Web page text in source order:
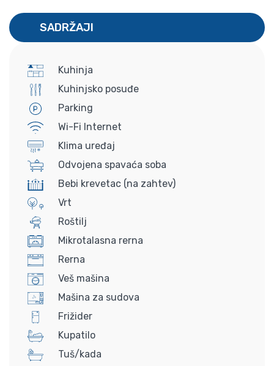
SADRŽAJI
Kuhinja
Kuhinjsko posuđe
Parking
Wi-Fi Internet
Klima uređaj
Odvojena spavaća soba
Bebi krevetac (na zahtev)
Vrt
Roštilj
Mikrotalasna rerna
Rerna
Veš mašina
Mašina za sudova
Frižider
Kupatilo
Tuš/kada